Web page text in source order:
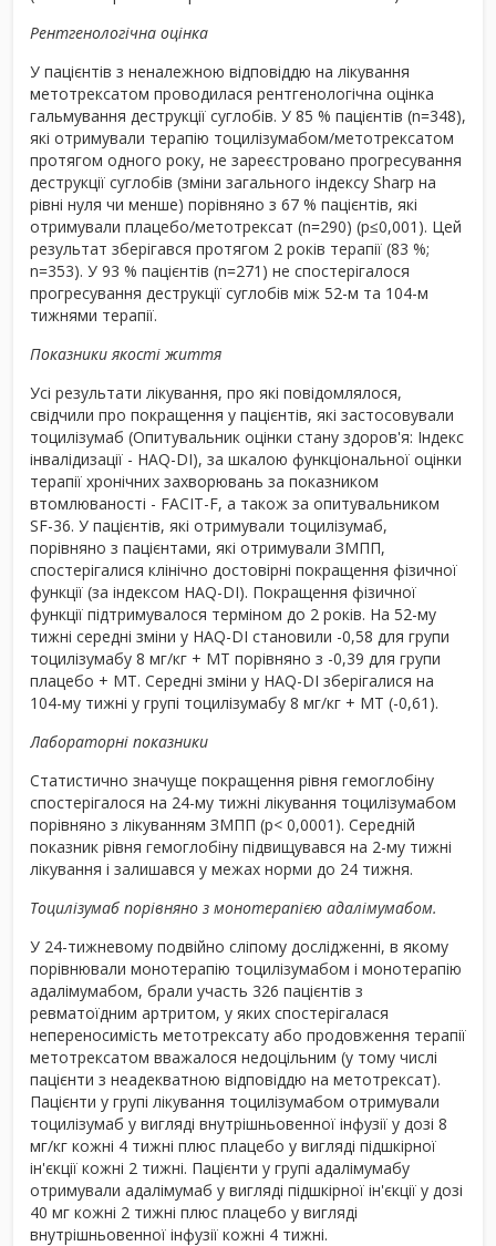
Рентгенологічна оцінка
У пацієнтів з неналежною відповіддю на лікування
метотрексатом проводилася рентгенологічна оцінка
гальмування деструкції суглобів. У 85 % пацієнтів (n=348),
які отримували терапію тоцилізумабом/метотрексатом
протягом одного року, не зареєстровано прогресування
деструкції суглобів (зміни загального індексу Sharp на
рівні нуля чи менше) порівняно з 67 % пацієнтів, які
отримували плацебо/метотрексат (n=290) (p≤0,001). Цей
результат зберігався протягом 2 років терапії (83 %;
n=353). У 93 % пацієнтів (n=271) не спостерігалося
прогресування деструкції суглобів між 52-м та 104-м
тижнями терапії.
Показники якості життя
Усі результати лікування, про які повідомлялося,
свідчили про покращення у пацієнтів, які застосовували
тоцилізумаб (Опитувальник оцінки стану здоров'я: Індекс
інвалідизації - HAQ-DI), за шкалою функціональної оцінки
терапії хронічних захворювань за показником
втомлюваності - FACIT-F, а також за опитувальником
SF-36. У пацієнтів, які отримували тоцилізумаб,
порівняно з пацієнтами, які отримували ЗМПП,
спостерігалися клінічно достовірні покращення фізичної
функції (за індексом HAQ-DI). Покращення фізичної
функції підтримувалося терміном до 2 років. На 52-му
тижні середні зміни у HAQ-DI становили -0,58 для групи
тоцилізумабу 8 мг/кг + МТ порівняно з -0,39 для групи
плацебо + МТ. Середні зміни у HAQ-DI зберігалися на
104-му тижні у групі тоцилізумабу 8 мг/кг + МТ (-0,61).
Лабораторні показники
Статистично значуще покращення рівня гемоглобіну
спостерігалося на 24-му тижні лікування тоцилізумабом
порівняно з лікуванням ЗМПП (p< 0,0001). Середній
показник рівня гемоглобіну підвищувався на 2-му тижні
лікування і залишався у межах норми до 24 тижня.
Тоцилізумаб порівняно з монотерапією адалімумабом.
У 24-тижневому подвійно сліпому дослідженні, в якому
порівнювали монотерапію тоцилізумабом і монотерапію
адалімумабом, брали участь 326 пацієнтів з
ревматоїдним артритом, у яких спостерігалася
непереносимість метотрексату або продовження терапії
метотрексатом вважалося недоцільним (у тому числі
пацієнти з неадекватною відповіддю на метотрексат).
Пацієнти у групі лікування тоцилізумабом отримували
тоцилізумаб у вигляді внутрішньовенної інфузії у дозі 8
мг/кг кожні 4 тижні плюс плацебо у вигляді підшкірної
ін'єкції кожні 2 тижні. Пацієнти у групі адалімумабу
отримували адалімумаб у вигляді підшкірної ін'єкції у дозі
40 мг кожні 2 тижні плюс плацебо у вигляді
внутрішньовенної інфузії кожні 4 тижні.